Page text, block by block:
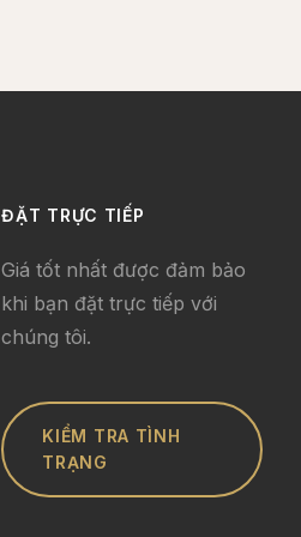
ĐẶT TRỰC TIẾP
Giá tốt nhất được đảm bảo
khi bạn đặt trực tiếp với
chúng tôi.
KIỂM TRA TÌNH
TRẠNG